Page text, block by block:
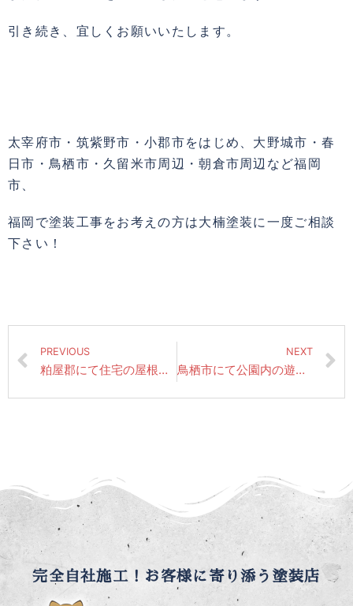
引き続き、宜しくお願いいたします。
太宰府市・筑紫野市・小郡市をはじめ、大野城市・春
日市・鳥栖市・久留米市周辺・朝倉市周辺など福岡
市、
福岡で塗装工事をお考えの方は大楠塗装に一度ご相談
下さい！
PREVIOUS
粕屋郡にて住宅の屋根塗装・外壁塗装工事 完了いたしました。
NEXT
鳥栖市にて公園内の遊具塗装（さび止め・中塗り）
完全自社施工！お客様に寄り添う塗装店